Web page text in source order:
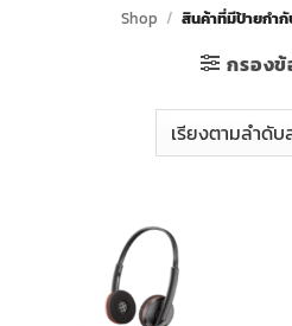
Shop / สินค้าที่มีป้ายกำ
กรอง